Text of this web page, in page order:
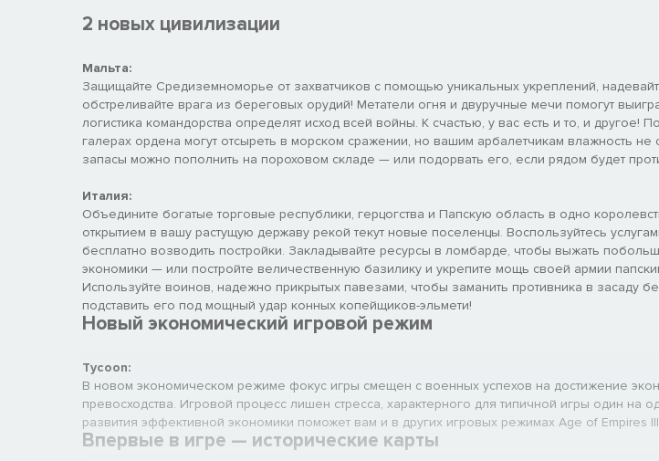
2 новых цивилизации
Мальта:
Защищайте Средиземноморье от захватчиков с помощью уникальных укреплений,
обстреливайте врага из береговых орудий! Метатели огня и двуручные мечи помогут
логистика командорства определят исход всей войны. К счастью, у вас есть и то, и другое!
галерах ордена могут отсыреть в морском сражении, но вашим арбалетчикам влажность не
запасы можно пополнить на пороховом складе — или подорвать его, если рядом будет
Италия:
Объедините богатые торговые республики, герцогства и Папскую область в одно
открытием в вашу растущую державу рекой текут новые поселенцы. Воспользуйтесь
бесплатно возводить постройки. Закладывайте ресурсы в ломбарде, чтобы выжать
экономики — или постройте величественную базилику и укрепите мощь своей армии
Используйте воинов, надежно прикрытых павезами, чтобы заманить противника в засаду
подставить его под мощный удар конных копейщиков-эльмети!
Новый экономический игровой режим
Tycoon:
В новом экономическом режиме фокус игры смещен с военных успехов на достижение
превосходства. Игровой процесс лишен стресса, характерного для типичной игры один на
развития эффективной экономики поможет вам и в других игровых режимах Age of Empires
Впервые в игре — исторические карты